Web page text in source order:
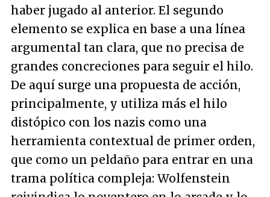
haber jugado al anterior. El segundo
elemento se explica en base a una línea
argumental tan clara, que no precisa de
grandes concreciones para seguir el hilo.
De aquí surge una propuesta de acción,
principalmente, y utiliza más el hilo
distópico con los nazis como una
herramienta contextual de primer orden,
que como un peldaño para entrar en una
trama política compleja: Wolfenstein